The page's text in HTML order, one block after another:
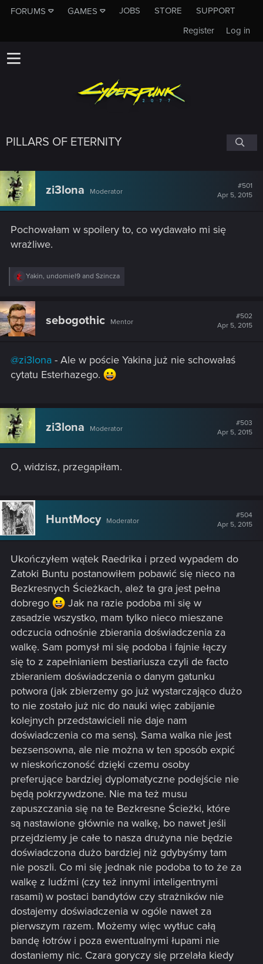
FORUMS GAMES JOBS STORE
SUPPORT
Log in
Register
PILLARS OF ETERNITY
zi3lona Moderator
#501
Apr 5, 2015
Pochowałam w spoilery to, co wydawało mi się
wrażliwe.
R
c
t
i
o
:
Yakin, undomiel9 and Szincza
sebogothic Mentor
#502
Apr 5, 2015
@zi3lona - Ale w poście Yakina już nie schowałaś
cytatu Esterhazego.
zi3lona Moderator
#503
Apr 5, 2015
O, widzisz, przegapiłam.
HuntMocy Moderator
#504
Apr 5, 2015
Ukończyłem wątek Raedrika i przed wypadem do
Zatoki Buntu postanowiłem pobawić się nieco na
Bezkresnych Ścieżkach, ależ ta gra jest pełna
dobrego
Jak na razie podoba mi się w
zasadzie wszystko, mam tylko nieco mieszane
odczucia odnośnie zbierania doświadczenia za
walkę. Sam pomysł mi się podoba i fajnie łączy
się to z zapełnianiem bestiariusza czyli de facto
zbieraniem doświadczenia o danym gatunku
potwora (jak zbierzemy go już wystarczająco dużo
to nie zostało już nic do nauki więc zabijanie
kolejnych przedstawicieli nie daje nam
doświadczenia co ma sens). Sama walka nie jest
bezsensowna, ale nie można w ten sposób expić
w nieskończoność dzięki czemu osoby
preferujące bardziej dyplomatyczne podejście nie
będą pokrzywdzone. Nie ma też musu
zapuszczania się na te Bezkresne Ścieżki, które
są nastawione głównie na walkę, bo nawet jeśli
przejdziemy je całe to nasza drużyna nie będzie
doświadczona dużo bardziej niż gdybyśmy tam
nie poszli. Co mi się jednak nie podoba to to że za
walkę z ludźmi (czy też innymi inteligentnymi
rasami) w postaci bandytów czy strażników nie
dostajemy doświadczenia w ogóle nawet za
pierwszym razem. Możemy więc wytłuc całą
bandę łotrów i poza ewentualnymi łupami nie
dostaniemy nic. Czara goryczy się przelała kiedy